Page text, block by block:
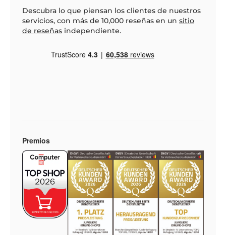
Descubra lo que piensan los clientes de nuestros
servicios, con más de 10,000 reseñas en un sitio
de reseñas independiente.
Premios